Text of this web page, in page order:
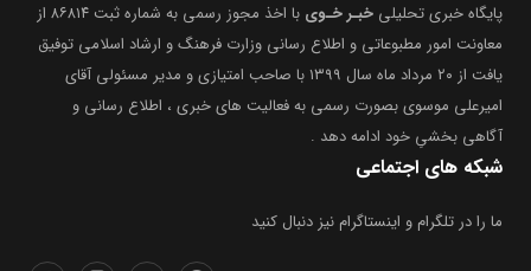
پایگاه خبری تحلیلی خبـر خـوی
با اخذ مجوز رسمی به شماره ثبت ۸۶۸۱۴ از
معاونت امور مطبوعاتی و اطلاع رسانی وزارت فرهنگ و ارشاد اسلامی توفیق
یافت از ۲۰ مرداد ماه سال ۱۳۹۹ با صاحب امتیازی و مدیر مسئولی آقای
امیرعلی موسوی بصورت رسمی به فعالیت های خبری ، اطلاع رسانی و
آگاهی بخشیِ خود ادامه دهد .
شبکه های اجتماعی
ما را در تلگرام و اینستاگرام نیز دنبال کنید